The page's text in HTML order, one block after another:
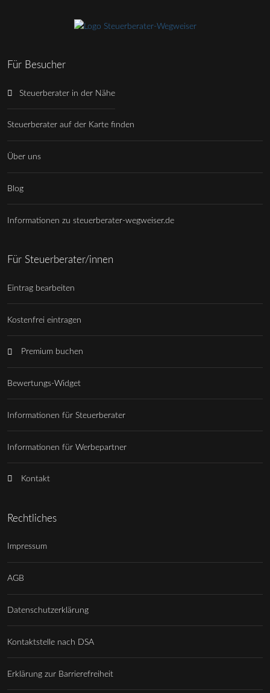
Für Besucher
Steuerberater in der Nähe
Steuerberater auf der Karte finden
Über uns
Blog
Informationen zu steuerberater-wegweiser.de
Für Steuerberater/innen
Eintrag bearbeiten
Kostenfrei eintragen
Premium buchen
Bewertungs-Widget
Informationen für Steuerberater
Informationen für Werbepartner
Kontakt
Rechtliches
Impressum
AGB
Datenschutzerklärung
Kontaktstelle nach DSA
Erklärung zur Barrierefreiheit